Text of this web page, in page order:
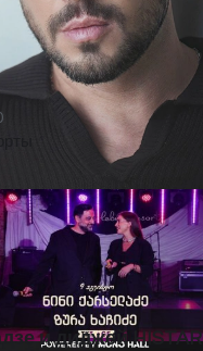
и диджей HISTAR